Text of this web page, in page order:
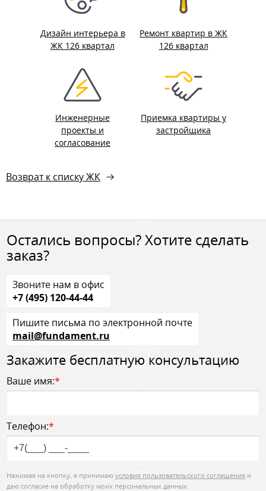
Дизайн интерьера в
ЖК 126 квартал
Ремонт квартир в ЖК
126 квартал
Инженерные
проекты и
согласование
Приемка квартиры у
застройщика
Возврат к списку ЖК
Остались вопросы? Хотите сделать
заказ?
Звоните нам в офис
+7 (495) 120-44-44
Пишите письма по электронной почте
mail@fundament.ru
Закажите бесплатную консультацию
Ваше имя:*
Телефон:*
Нажимая на кнопку, я принимаю условия пользовательского соглашения и
даю согласие на обработку моих персональных данных.